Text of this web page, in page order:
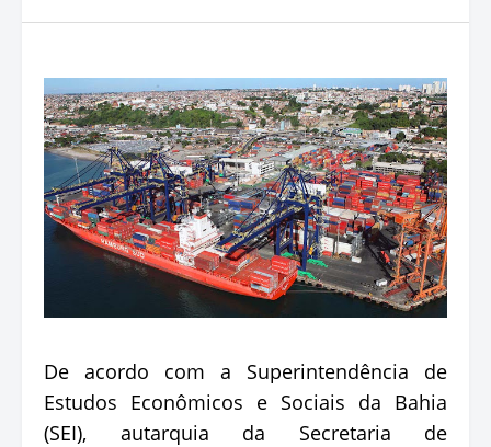
De acordo com a Superintendência de
Estudos Econômicos e Sociais da Bahia
(SEI), autarquia da Secretaria de